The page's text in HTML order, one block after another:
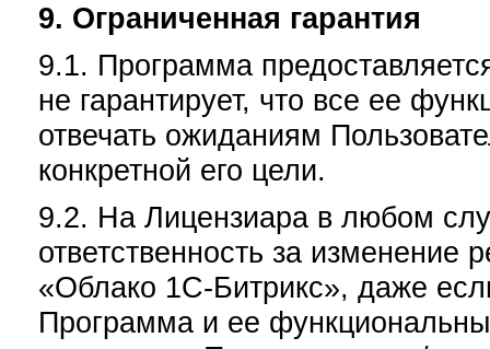
9. Ограниченная гарантия
9.1. Программа
не гарантирует, что все ее
отвечать ожиданиям
конкретной его цели.
9.2. На Лицензиара в любом
ответственность за
«Облако 1С-Битрикс», даже
Программа и ее